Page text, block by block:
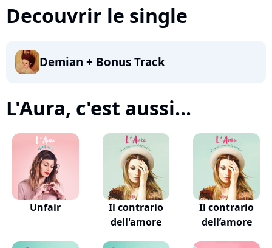
Decouvrir le single
Demian + Bonus Track
L'Aura, c'est aussi...
Unfair
Il contrario
dell'amore
Il contrario
dell’amore